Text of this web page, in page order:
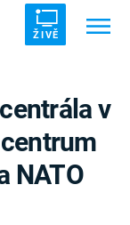
ŽIVĚ
v
NATO